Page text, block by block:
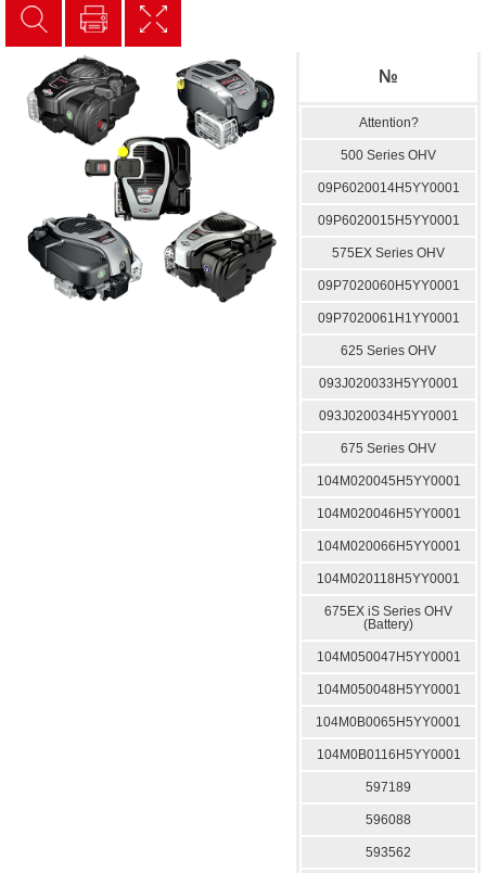
№
Attention?
500 Series OHV
09P6020014H5YY0001
09P6020015H5YY0001
575EX Series OHV
09P7020060H5YY0001
09P7020061H1YY0001
625 Series OHV
093J020033H5YY0001
093J020034H5YY0001
675 Series OHV
104M020045H5YY0001
104M020046H5YY0001
104M020066H5YY0001
104M020118H5YY0001
675EX iS Series OHV
(Battery)
104M050047H5YY0001
104M050048H5YY0001
104M0B0065H5YY0001
104M0B0116H5YY0001
597189
596088
593562